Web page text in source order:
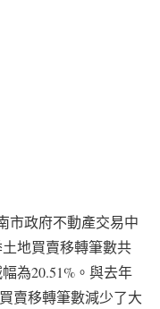
市政府不動產交易中
地買賣移轉筆數共
為20.51%。與去年
賣移轉筆數減少了大